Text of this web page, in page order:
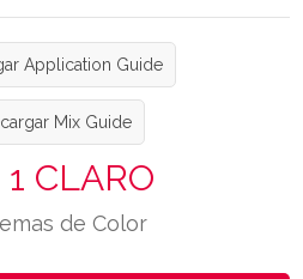
Application Guide
Mix Guide
1 CLARO
de Color